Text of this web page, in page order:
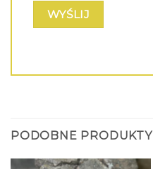
PODOBNE PRODUKTY